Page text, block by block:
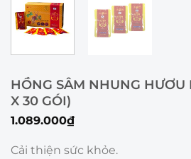
HỒNG SÂM NHUNG
X 30 GÓI)
1.089.000₫
Cải thiện sức khỏe.